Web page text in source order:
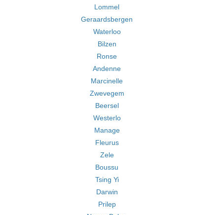
Lommel
Geraardsbergen
Waterloo
Bilzen
Ronse
Andenne
Marcinelle
Zwevegem
Beersel
Westerlo
Manage
Fleurus
Zele
Boussu
Tsing Yi
Darwin
Prilep